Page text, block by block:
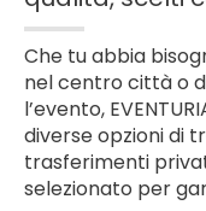
Che tu abbia
nel centro città o
l’evento,
diverse opzioni di
trasferimenti
selezionato per